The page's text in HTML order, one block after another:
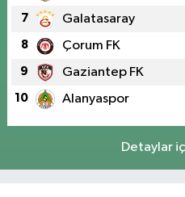
7 Galatasaray
8 Çorum FK
9 Gaziantep FK
10 Alanyaspor
Detaylar